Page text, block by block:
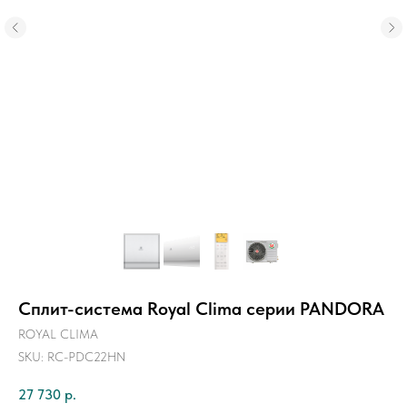
Сплит-система Royal Clima серии PANDORA
ROYAL CLIMA
SKU: RC-PDC22HN
27 730 р.